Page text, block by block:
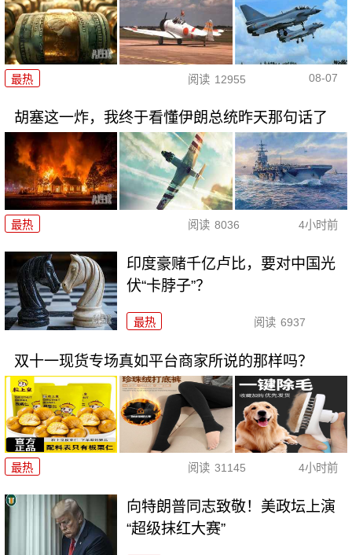
最热 阅读 12955 08-07
胡塞这一炸，我终于看懂伊朗总统昨天那句话了
最热 阅读 8036 4小时前
印度豪赌千亿卢比，要对中国光
伏“卡脖子”？
最热 阅读 6937
双十一现货专场真如平台商家所说的那样吗？
最热 阅读 31145 4小时前
向特朗普同志致敬！美政坛上演
“超级抹红大赛”